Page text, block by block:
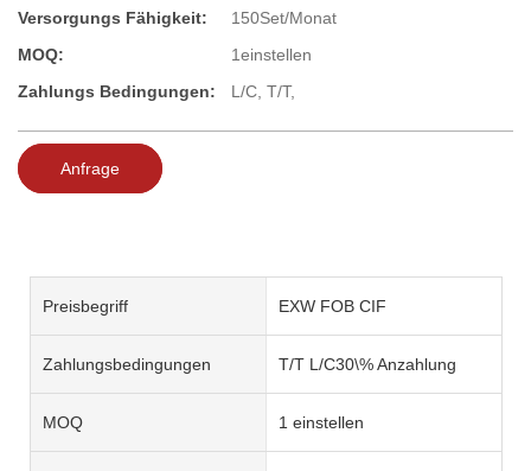
Versorgungs Fähigkeit:
150Set/Monat
MOQ:
1einstellen
Zahlungs Bedingungen:
L/C, T/T,
Anfrage
Preisbegriff EXW FOB CIF
Zahlungsbedingungen T/T L/C30\% Anzahlung
MOQ 1 einstellen